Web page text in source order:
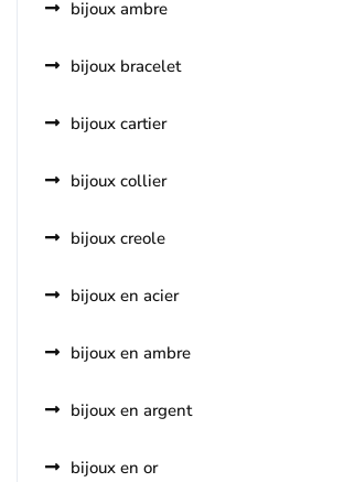
bijoux ambre
bijoux bracelet
bijoux cartier
bijoux collier
bijoux creole
bijoux en acier
bijoux en ambre
bijoux en argent
bijoux en or